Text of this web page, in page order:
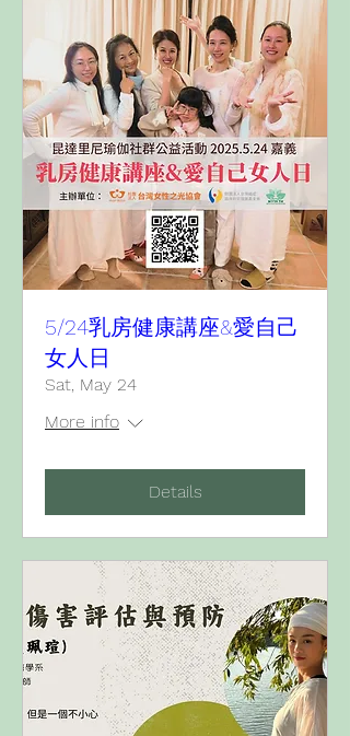
5/24乳房健康講座&愛自己
女人日
Sat, May 24
More info
Details